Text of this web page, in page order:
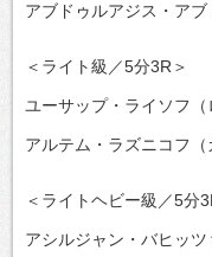
アブドゥルアジス・アブ
＜ライト級／5分3R＞
ユーサップ・ライソフ（
アルテム・ラズニコフ（
＜ライトヘビー級／5分
アシルジャン・バヒッツ